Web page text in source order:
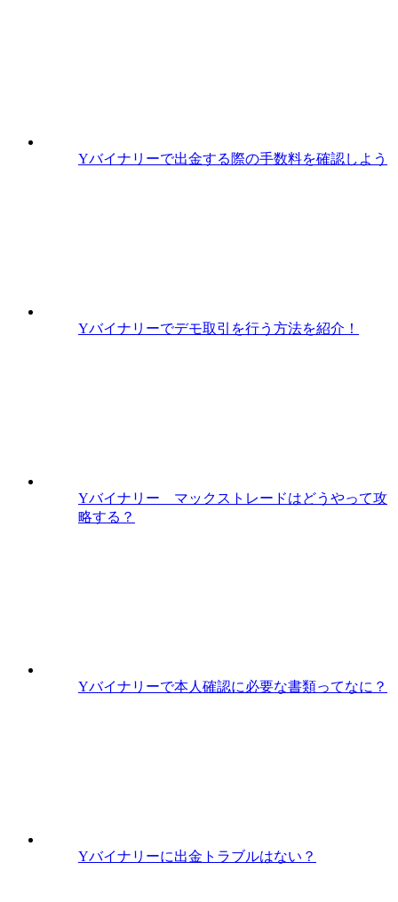
Yバイナリーで出金する際の手数料を確認しよう
Yバイナリーでデモ取引を行う方法を紹介！
Yバイナリー マックストレードはどうやって攻
略する？
Yバイナリーで本人確認に必要な書類ってなに？
Yバイナリーに出金トラブルはない？